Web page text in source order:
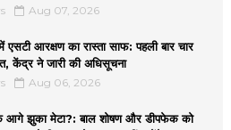
Aug 07, 2026
एसटी आरक्षण का रास्ता साफ: पहली बार चार
केंद्र ने जारी की अधिसूचना
Aug 06, 2026
के आगे झुका मेटा?: बाल शोषण और डीपफेक को